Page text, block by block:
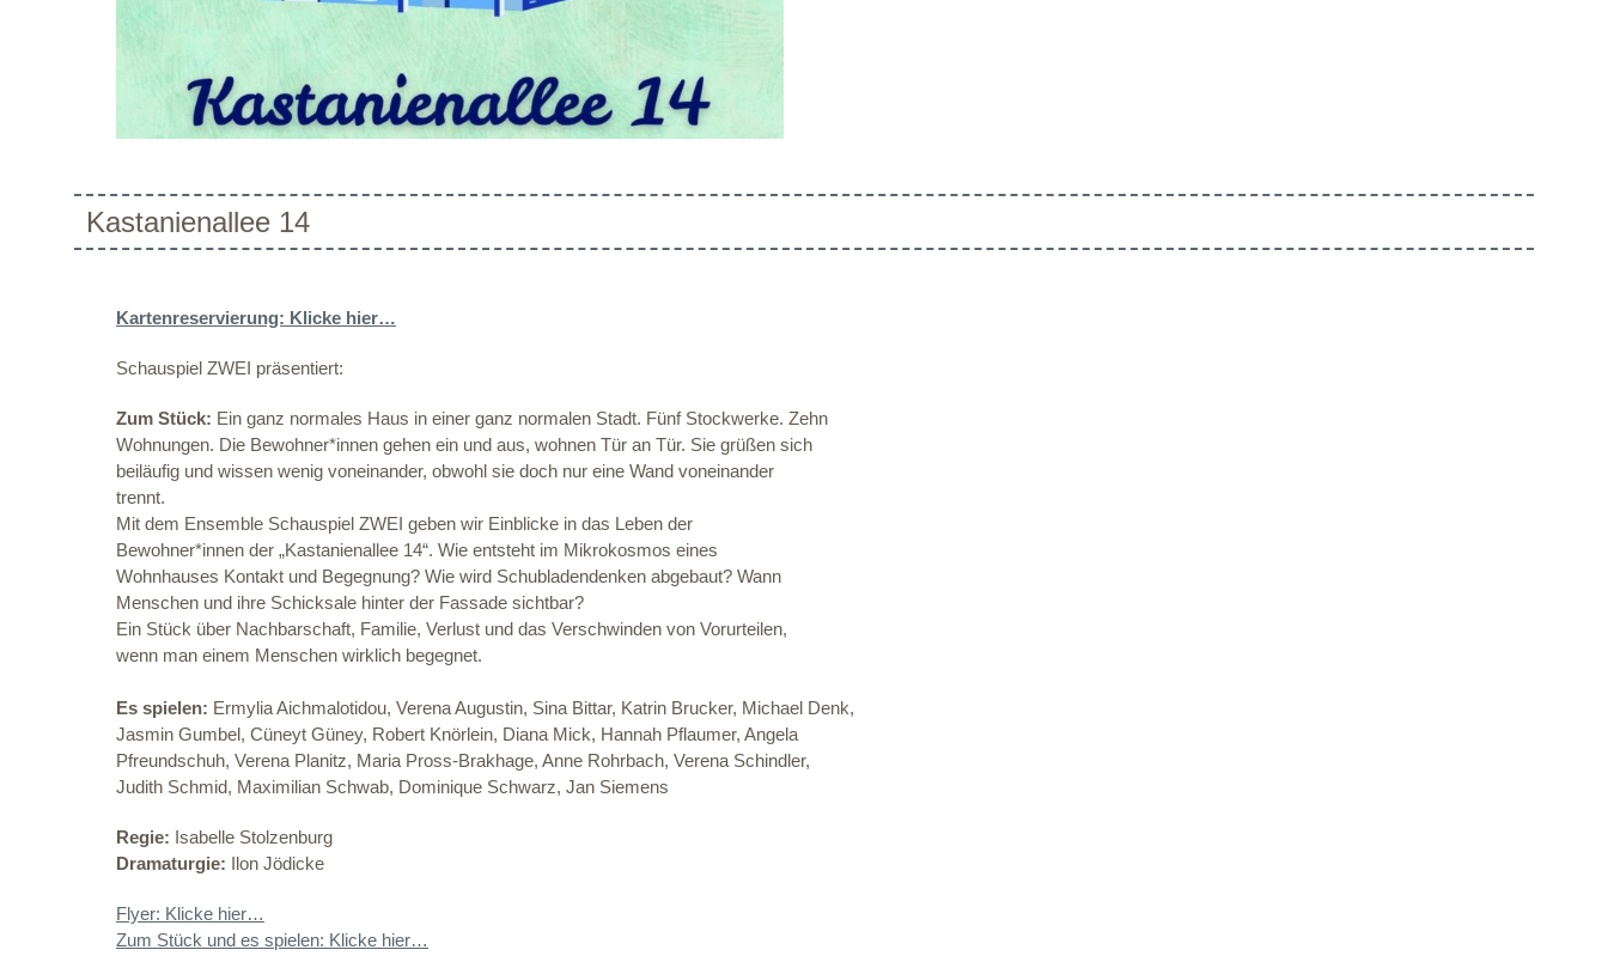
Kastanienallee 14
Kartenreservierung: Klicke hier…
Schauspiel ZWEI präsentiert:
Zum Stück: Ein ganz normales Haus in einer ganz normalen Stadt. Fünf Stockwerke. Zehn
Wohnungen. Die Bewohner*innen gehen ein und aus, wohnen Tür an Tür. Sie grüßen sich
beiläufig und wissen wenig voneinander, obwohl sie doch nur eine Wand voneinander
trennt.
Mit dem Ensemble Schauspiel ZWEI geben wir Einblicke in das Leben der
Bewohner*innen der „Kastanienallee 14“. Wie entsteht im Mikrokosmos eines
Wohnhauses Kontakt und Begegnung? Wie wird Schubladendenken abgebaut? Wann
Menschen und ihre Schicksale hinter der Fassade sichtbar?
Ein Stück über Nachbarschaft, Familie, Verlust und das Verschwinden von Vorurteilen,
wenn man einem Menschen wirklich begegnet.
Es spielen: Ermylia Aichmalotidou, Verena Augustin, Sina Bittar, Katrin Brucker, Michael Denk,
Jasmin Gumbel, Cüneyt Güney, Robert Knörlein, Diana Mick, Hannah Pflaumer, Angela
Pfreundschuh, Verena Planitz, Maria Pross-Brakhage, Anne Rohrbach, Verena Schindler,
Judith Schmid, Maximilian Schwab, Dominique Schwarz, Jan Siemens
Regie: Isabelle Stolzenburg
Dramaturgie: Ilon Jödicke
Flyer: Klicke hier…
Zum Stück und es spielen: Klicke hier…